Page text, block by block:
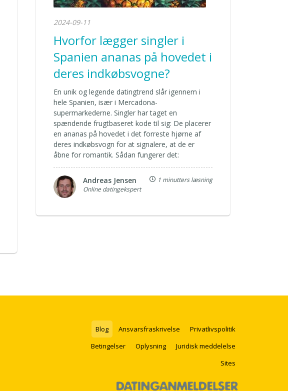
2024-09-11
Hvorfor lægger singler i
Spanien ananas på hovedet i
deres indkøbsvogne?
En unik og legende datingtrend slår igennem i
hele Spanien, især i Mercadona-
supermarkederne. Singler har taget en
spændende frugtbaseret kode til sig: De placerer
en ananas på hovedet i det forreste hjørne af
deres indkøbsvogn for at signalere, at de er
åbne for romantik. Sådan fungerer det:
Andreas Jensen
Online datingekspert
1 minutters læsning
Blog Ansvarsfraskrivelse
Privatlivspolitik
Betingelser
Oplysning
Juridisk meddelelse
Sites